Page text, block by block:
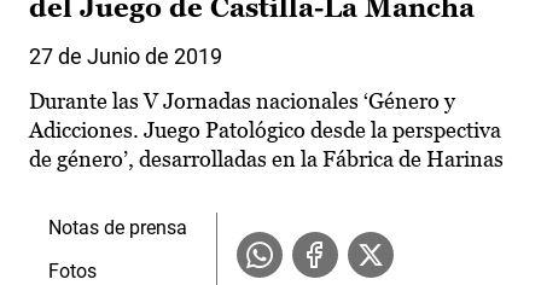
del Juego de Castilla-La Mancha
27 de Junio de 2019
Durante las V Jornadas nacionales ‘Género y
Adicciones. Juego Patológico desde la perspectiva
de género’, desarrolladas en la Fábrica de Harinas
Notas de prensa
Fotos